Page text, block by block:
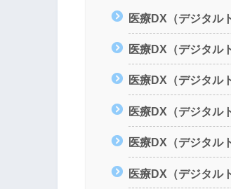
医療DX（デジタル
医療DX（デジタル
医療DX（デジタル
医療DX（デジタル
医療DX（デジタル
医療DX（デジタル